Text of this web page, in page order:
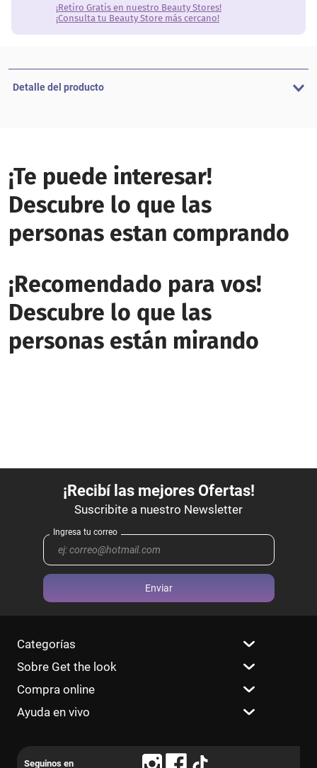
¡Retiro Gratis en nuestro Beauty Stores!
¡Consulta tu Beauty Store más cercano!
Detalle del producto
¡Te puede interesar!
Descubre lo que las
personas estan comprando
¡Recomendado para vos!
Descubre lo que las
personas están mirando
Enviar
Categorías
Sobre Get the look
Compra online
Ayuda en vivo